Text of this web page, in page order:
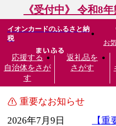
《受付中》 令和8
イオンカードのふるさと納
税
応援する
自治体をさが
す
返礼品を
さがす
お
重要なお知らせ
2026年7月9日
【